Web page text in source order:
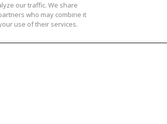
our traffic. We share
who may combine it
use of their services.